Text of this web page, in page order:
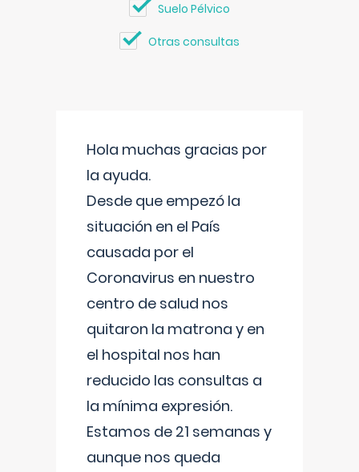
Suelo Pélvico
Otras consultas
Hola muchas gracias por
la ayuda.
Desde que empezó la
situación en el País
causada por el
Coronavirus en nuestro
centro de salud nos
quitaron la matrona y en
el hospital nos han
reducido las consultas a
la mínima expresión.
Estamos de 21 semanas y
aunque nos queda